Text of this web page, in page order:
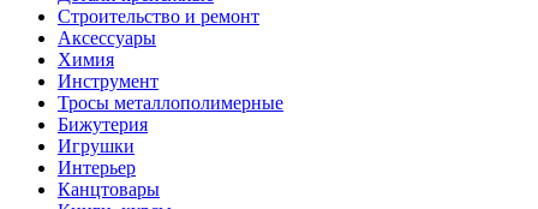
Строительство и ремонт
Аксессуары
Химия
Инструмент
Тросы металлополимерные
Бижутерия
Игрушки
Интерьер
Канцтовары